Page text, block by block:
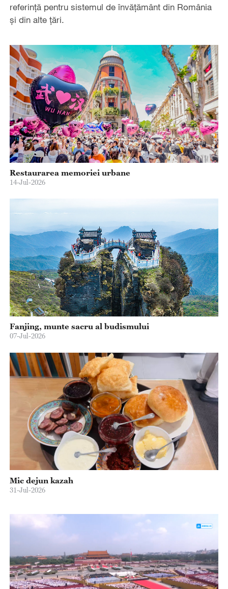
referință pentru sistemul de învățământ din România
și din alte țări.
Restaurarea memoriei urbane
14-Jul-2026
Fanjing, munte sacru al budismului
07-Jul-2026
Mic dejun kazah
31-Jul-2026